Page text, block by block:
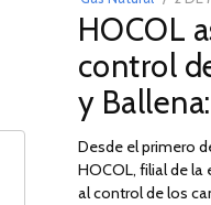
ON
HOCOL
control
y
Desde el primero
HOCOL, filial de
al control de los